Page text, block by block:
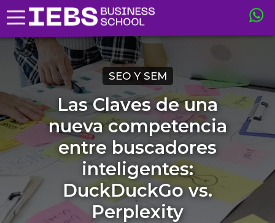
SEO Y SEM
Las Claves de una
nueva competencia
entre buscadores
inteligentes:
DuckDuckGo vs.
Perplexity